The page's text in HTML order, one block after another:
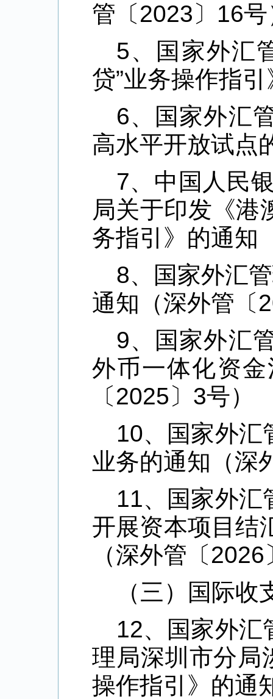
管〔2023〕16号
5、国家外汇
贷”业务操作指
6、国家外汇
高水平开放试点
7、中国人民
局关于印发《港
务指引》的通知
8、国家外汇
通知（深外管〔
9、国家外汇
外币一体化资
〔2025〕3号）
10、国家外汇
业务的通知（深
11、国家外汇
开展资本项目结
（深外管〔
（三）国际收
12、国家外汇
理局深圳市分局
操作指引》的通